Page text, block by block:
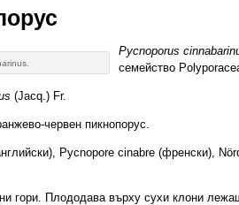
Pycnoporus
семейство
(Jacq.) Fr.
червен пикнопорус.
Pycnopore cinabre (френски),
гори. Плододава върху сухи клони